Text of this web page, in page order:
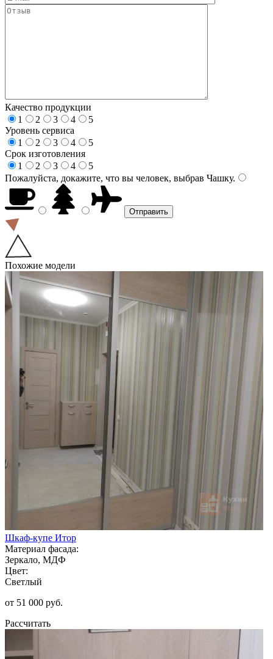
Качество продукции
1
2 3 4
5
Уровень сервиса
1
2 3 4
5
Срок изготовления
1
2 3 4
5
Пожалуйста, докажите, что вы человек, выбрав Чашку.
Похожие модели
Шкаф-купе Итор
Материал фасада:
Зеркало, МДФ
Цвет:
Светлый
от 51 000 руб.
Рассчитать